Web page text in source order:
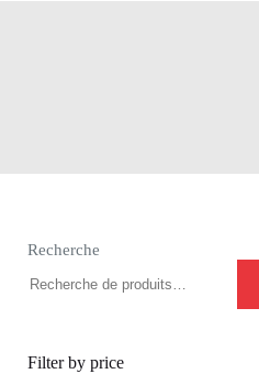
Recherche
Filter by price